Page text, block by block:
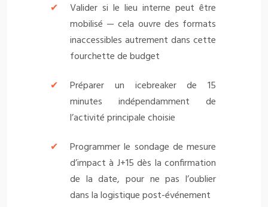
Valider si le lieu interne peut être
mobilisé — cela ouvre des formats
inaccessibles autrement dans cette
fourchette de budget
Préparer un icebreaker de 15
minutes indépendamment de
l’activité principale choisie
Programmer le sondage de mesure
d’impact à J+15 dès la confirmation
de la date, pour ne pas l’oublier
dans la logistique post-événement